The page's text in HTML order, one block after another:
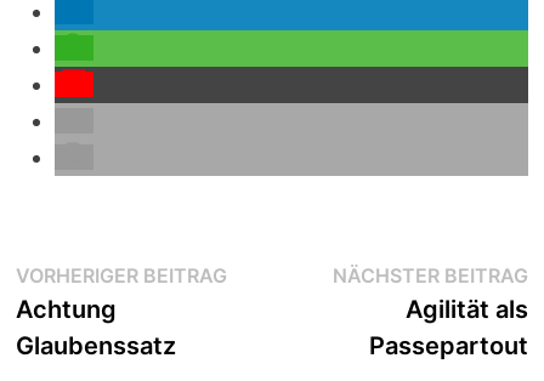
Beitragsnavigation
VORHERIGER BEITRAG Vorheriger
Achtung
Glaubenssatz
NÄCHSTER BEITRAG
Agilität als
Passepartout